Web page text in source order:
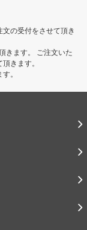
の受付をさせて頂き
きます。 ご注文いた
きます。
。